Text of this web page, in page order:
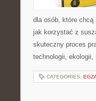
dla osób, które chcą
jak korzystać z
skuteczny proces
technologii,
CATEGORIES: